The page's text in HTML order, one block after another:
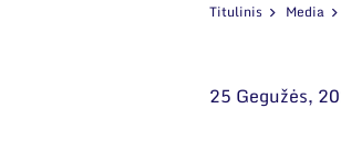
Titulinis Media
25 Gegužės,